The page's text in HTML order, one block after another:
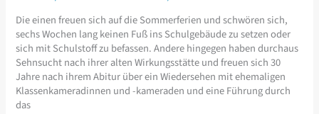
Die einen freuen sich auf die Sommerferien und schwören sich,
sechs Wochen lang keinen Fuß ins Schulgebäude zu setzen oder
sich mit Schulstoff zu befassen. Andere hingegen haben durchaus
Sehnsucht nach ihrer alten Wirkungsstätte und freuen sich 30
Jahre nach ihrem Abitur über ein Wiedersehen mit ehemaligen
Klassenkameradinnen und -kameraden und eine Führung durch
das